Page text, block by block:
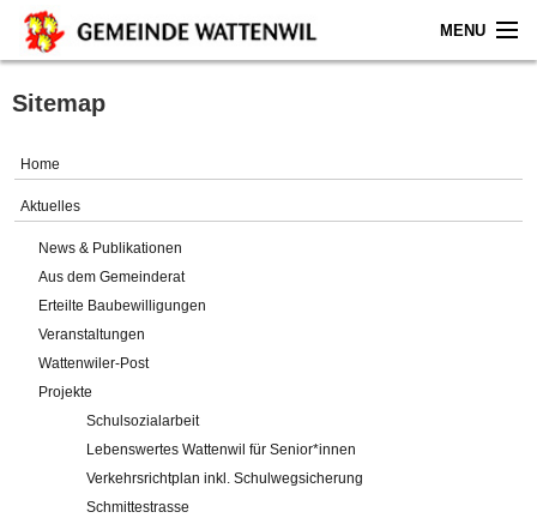
MENU
Home
Gemeinde
Verwaltung
Online-Service
Impressum
Sitemap
Home
Aktuelles
News & Publikationen
Aus dem Gemeinderat
Erteilte Baubewilligungen
Veranstaltungen
Wattenwiler-Post
Projekte
Schulsozialarbeit
Lebenswertes Wattenwil für Senior*innen
Verkehrsrichtplan inkl. Schulwegsicherung
Schmittestrasse